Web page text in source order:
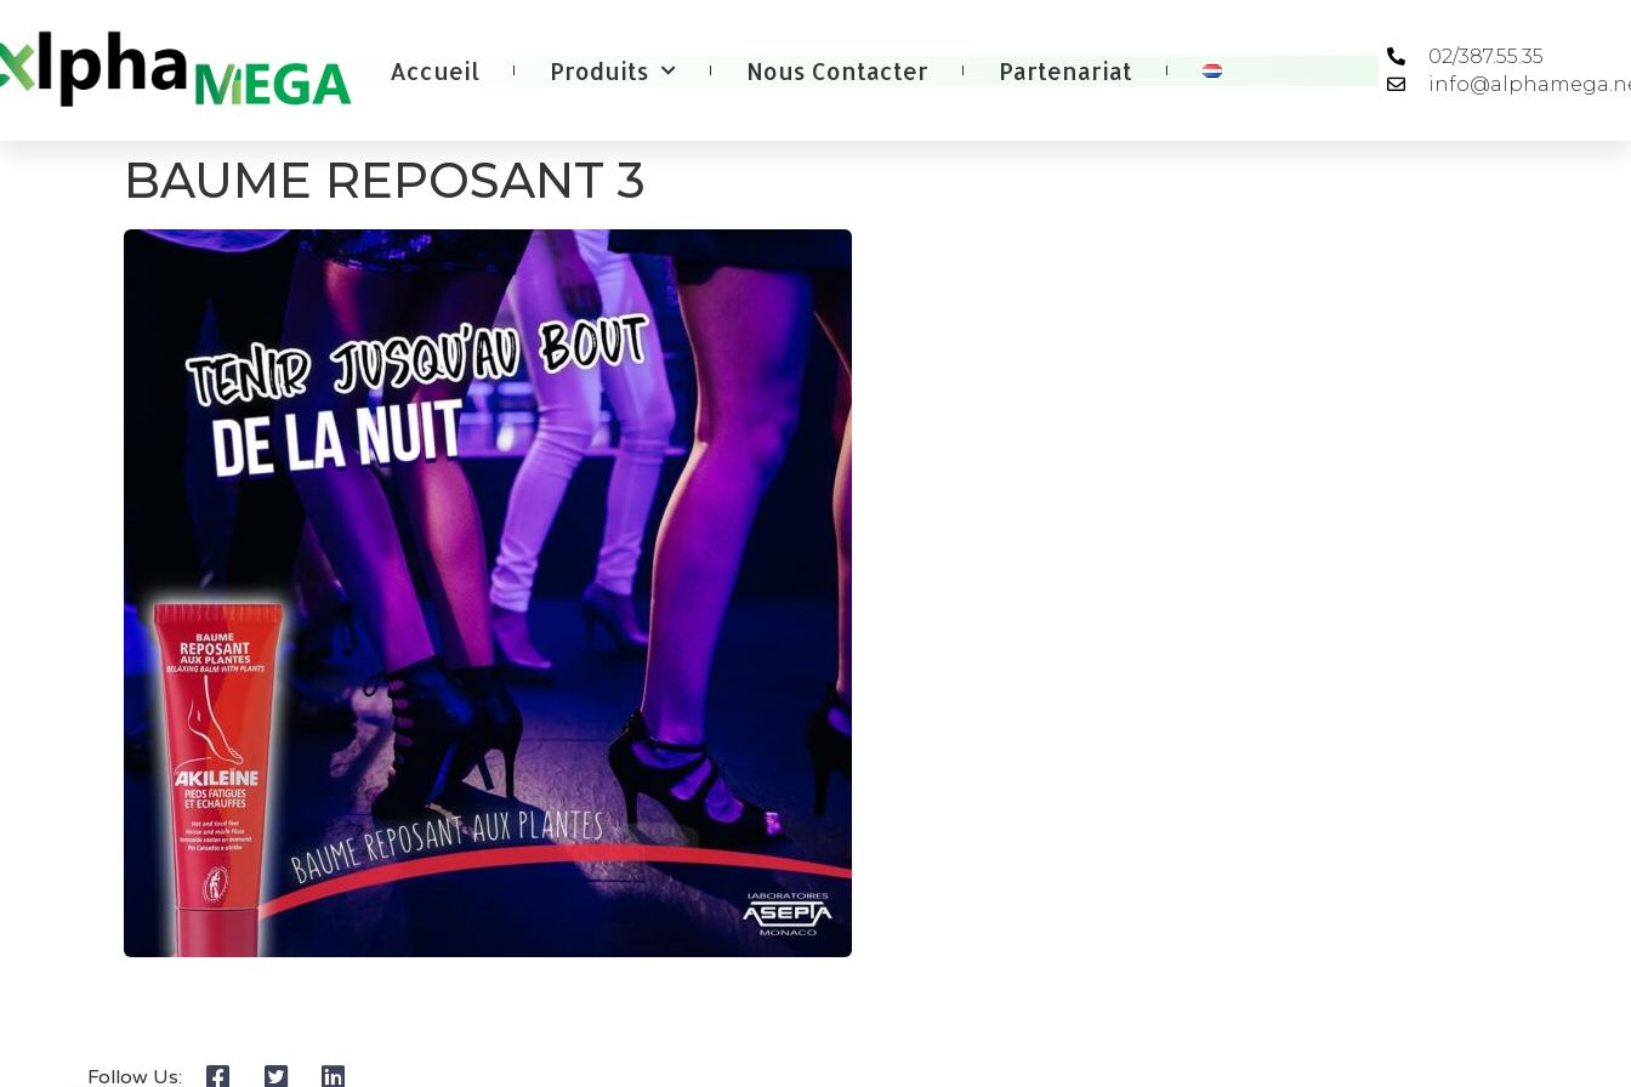
Accueil Produits Nous Contacter Partenariat
02/387.55.35
BAUME REPOSANT 3
Follow Us: